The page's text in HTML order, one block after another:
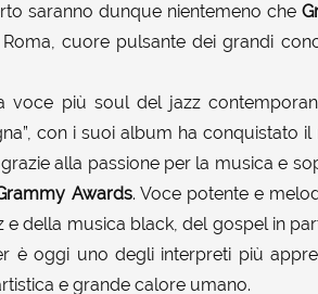
saranno dunque nientemeno che
cuore pulsante dei grandi
voce più soul del jazz
con i suoi album ha conquistato il
alla passione per la musica e
Awards. Voce potente e
della musica black, del gospel in
è oggi uno degli interpreti più
e grande calore umano.